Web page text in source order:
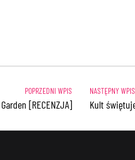
[RECENZJA] Kult